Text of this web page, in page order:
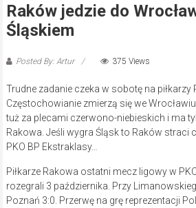
Raków jedzie do
Śląskiem
Posted By: Artur 375 Views
Trudne zadanie czeka w sobotę na piłkarzy
Częstochowianie zmierzą się we
tuż za plecami czerwono-niebieskich i ma
Rakowa. Jeśli wygra Śląsk to Raków straci
PKO BP Ekstraklasy…
Piłkarze Rakowa ostatni mecz ligowy w
rozegrali 3 października. Przy
Poznań 3:0. Przerwę na grę reprezentacji